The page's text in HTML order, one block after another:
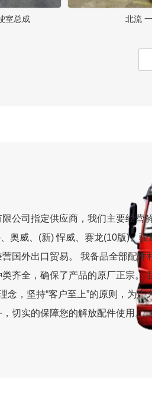
室总成 北流
公司指定供应商，我们主要经营
奥威、(新) 悍威、赛龙(10版)、
国外出口贸易。 我备品全部配件
齐全，确保了产品的原厂正宗。
念，坚持“客户至上”的原则，为广
切实的保障您的解放配件使用。